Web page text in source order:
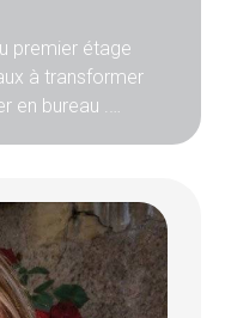
premier étage
à transformer
en bureau .